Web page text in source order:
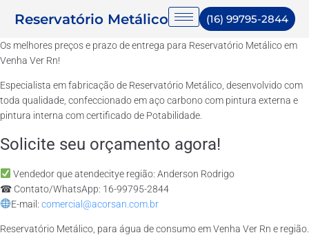
Reservatório Metálico (16) 99795-2844
Os melhores preços e prazo de entrega para Reservatório Metálico em
Venha Ver Rn!
Especialista em fabricação de Reservatório Metálico, desenvolvido com
toda qualidade, confeccionado em aço carbono com pintura externa e
pintura interna com certificado de Potabilidade.
Solicite seu orçamento agora!
Vendedor que atendecitye região: Anderson Rodrigo
☎ Contato/WhatsApp: 16-99795-2844
E-mail: comercial@acorsan.com.br
Reservatório Metálico, para água de consumo em Venha Ver Rn e região.